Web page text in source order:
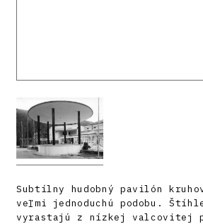
Subtílny hudobný pavilón
veľmi jednoduchú podobu.
vyrastajú z nízkej valcovitej